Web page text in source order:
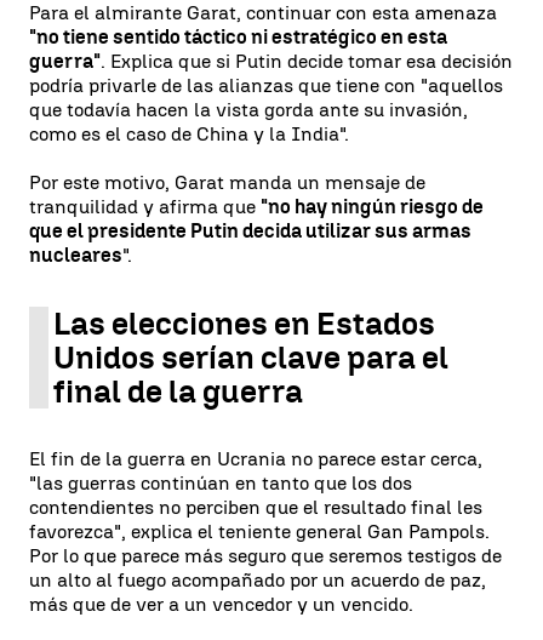
Para el almirante Garat, continuar con esta amenaza
"no tiene sentido táctico ni estratégico en esta
guerra". Explica que si Putin decide tomar esa decisión
podría privarle de las alianzas que tiene con "aquellos
que todavía hacen la vista gorda ante su invasión,
como es el caso de China y la India".
Por este motivo, Garat manda un mensaje de
tranquilidad y afirma que "no hay ningún riesgo de
que el presidente Putin decida utilizar sus armas
nucleares".
Las elecciones en Estados
Unidos serían clave para el
final de la guerra
El fin de la guerra en Ucrania no parece estar cerca,
"las guerras continúan en tanto que los dos
contendientes no perciben que el resultado final les
favorezca", explica el teniente general Gan Pampols.
Por lo que parece más seguro que seremos testigos de
un alto al fuego acompañado por un acuerdo de paz,
más que de ver a un vencedor y un vencido.